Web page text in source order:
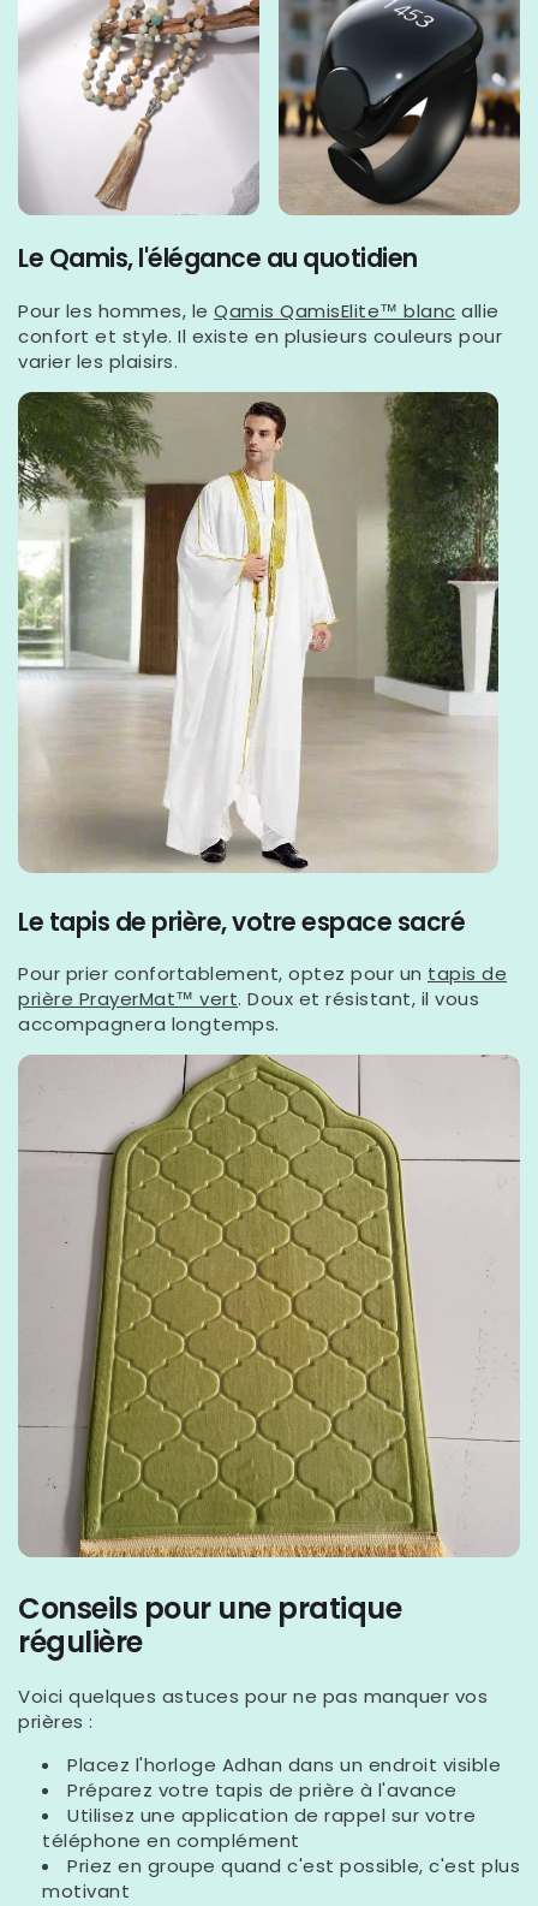
Le Qamis, l'élégance au quotidien
Pour les hommes, le Qamis QamisElite™ blanc allie
confort et style. Il existe en plusieurs couleurs pour
varier les plaisirs.
Le tapis de prière, votre espace sacré
Pour prier confortablement, optez pour un tapis de
prière PrayerMat™ vert. Doux et résistant, il vous
accompagnera longtemps.
Conseils pour une pratique
régulière
Voici quelques astuces pour ne pas manquer vos
prières :
Placez l'horloge Adhan dans un endroit visible
Préparez votre tapis de prière à l'avance
Utilisez une application de rappel sur votre
téléphone en complément
Priez en groupe quand c'est possible, c'est plus
motivant